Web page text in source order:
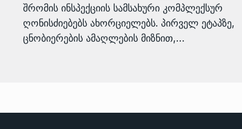
შრომის ინსპექციის სამსახური კომპლექსურ
ღონისძიებებს ახორციელებს. პირველ ეტაპზე,
ცნობიერების ამაღლების მიზნით,…